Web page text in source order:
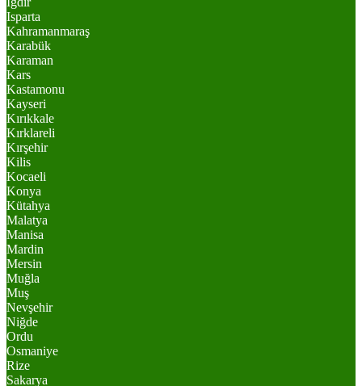
Isparta
Kahramanmaraş
Karabük
Karaman
Kars
Kastamonu
Kayseri
Kırıkkale
Kırklareli
Kırşehir
Kilis
Kocaeli
Konya
Kütahya
Malatya
Manisa
Mardin
Mersin
Muğla
Muş
Nevşehir
Niğde
Ordu
Osmaniye
Rize
Sakarya